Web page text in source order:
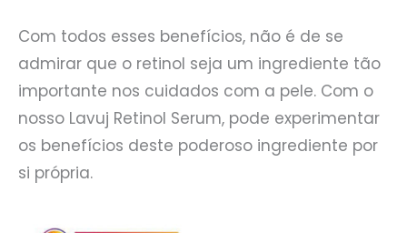
Com todos esses benefícios, não é de se
admirar que o retinol seja um ingrediente tão
importante nos cuidados com a pele. Com o
nosso Lavuj Retinol Serum, pode experimentar
os benefícios deste poderoso ingrediente por
si própria.